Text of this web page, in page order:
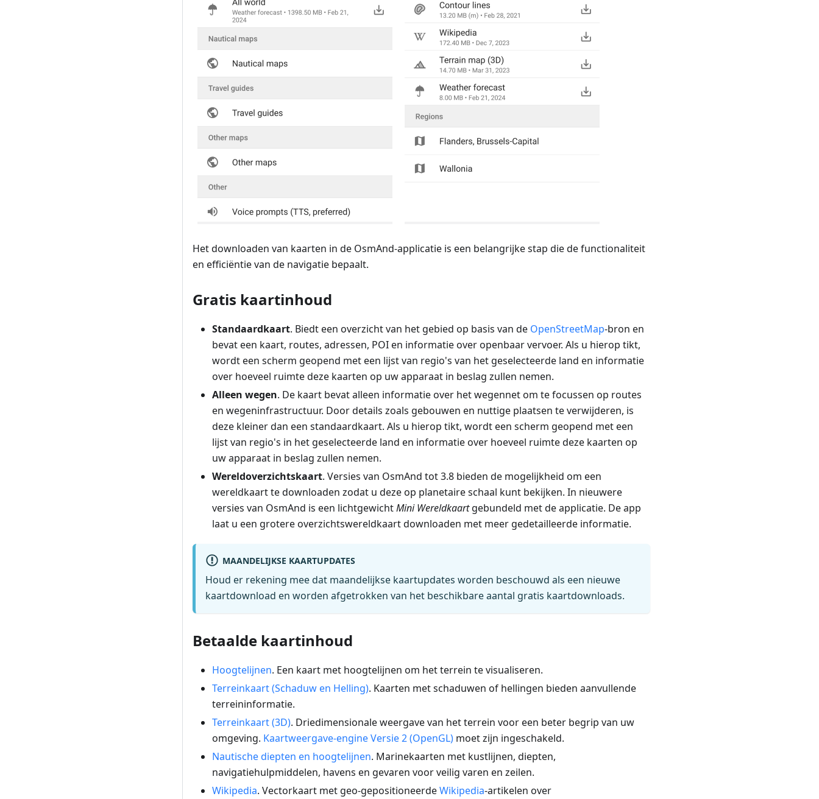
Het downloaden van kaarten in de OsmAnd-applicatie is een belangrijke stap die de functionaliteit
en efficiëntie van de navigatie bepaalt.
Gratis kaartinhoud
Standaardkaart. Biedt een overzicht van het gebied op basis van de OpenStreetMap-bron en
bevat een kaart, routes, adressen, POI en informatie over openbaar vervoer. Als u hierop tikt,
wordt een scherm geopend met een lijst van regio's van het geselecteerde land en informatie
over hoeveel ruimte deze kaarten op uw apparaat in beslag zullen nemen.
Alleen wegen. De kaart bevat alleen informatie over het wegennet om te focussen op routes
en wegeninfrastructuur. Door details zoals gebouwen en nuttige plaatsen te verwijderen, is
deze kleiner dan een standaardkaart. Als u hierop tikt, wordt een scherm geopend met een
lijst van regio's in het geselecteerde land en informatie over hoeveel ruimte deze kaarten op
uw apparaat in beslag zullen nemen.
Wereldoverzichtskaart. Versies van OsmAnd tot 3.8 bieden de mogelijkheid om een
wereldkaart te downloaden zodat u deze op planetaire schaal kunt bekijken. In nieuwere
versies van OsmAnd is een lichtgewichtMini Wereldkaartgebundeld met de applicatie. De app
laat u een grotere overzichtswereldkaart downloaden met meer gedetailleerde informatie.
MAANDELIJKSE KAARTUPDATES
Houd er rekening mee dat maandelijkse kaartupdates worden beschouwd als een nieuwe
kaartdownload en worden afgetrokken van het beschikbare aantal gratis kaartdownloads.
Betaalde kaartinhoud
Hoogtelijnen. Een kaart met hoogtelijnen om het terrein te visualiseren.
Terreinkaart (Schaduw en Helling). Kaarten met schaduwen of hellingen bieden aanvullende
terreininformatie.
Terreinkaart (3D). Driedimensionale weergave van het terrein voor een beter begrip van uw
omgeving. Kaartweergave-engine Versie 2 (OpenGL) moet zijn ingeschakeld.
Nautische diepten en hoogtelijnen. Marinekaarten met kustlijnen, diepten,
navigatiehulpmiddelen, havens en gevaren voor veilig varen en zeilen.
Wikipedia. Vectorkaart met geo-gepositioneerdeWikipedia-artikelen over